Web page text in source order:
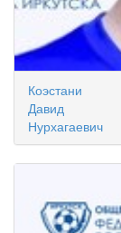
Коэстани
Давид
Нурхагаевич